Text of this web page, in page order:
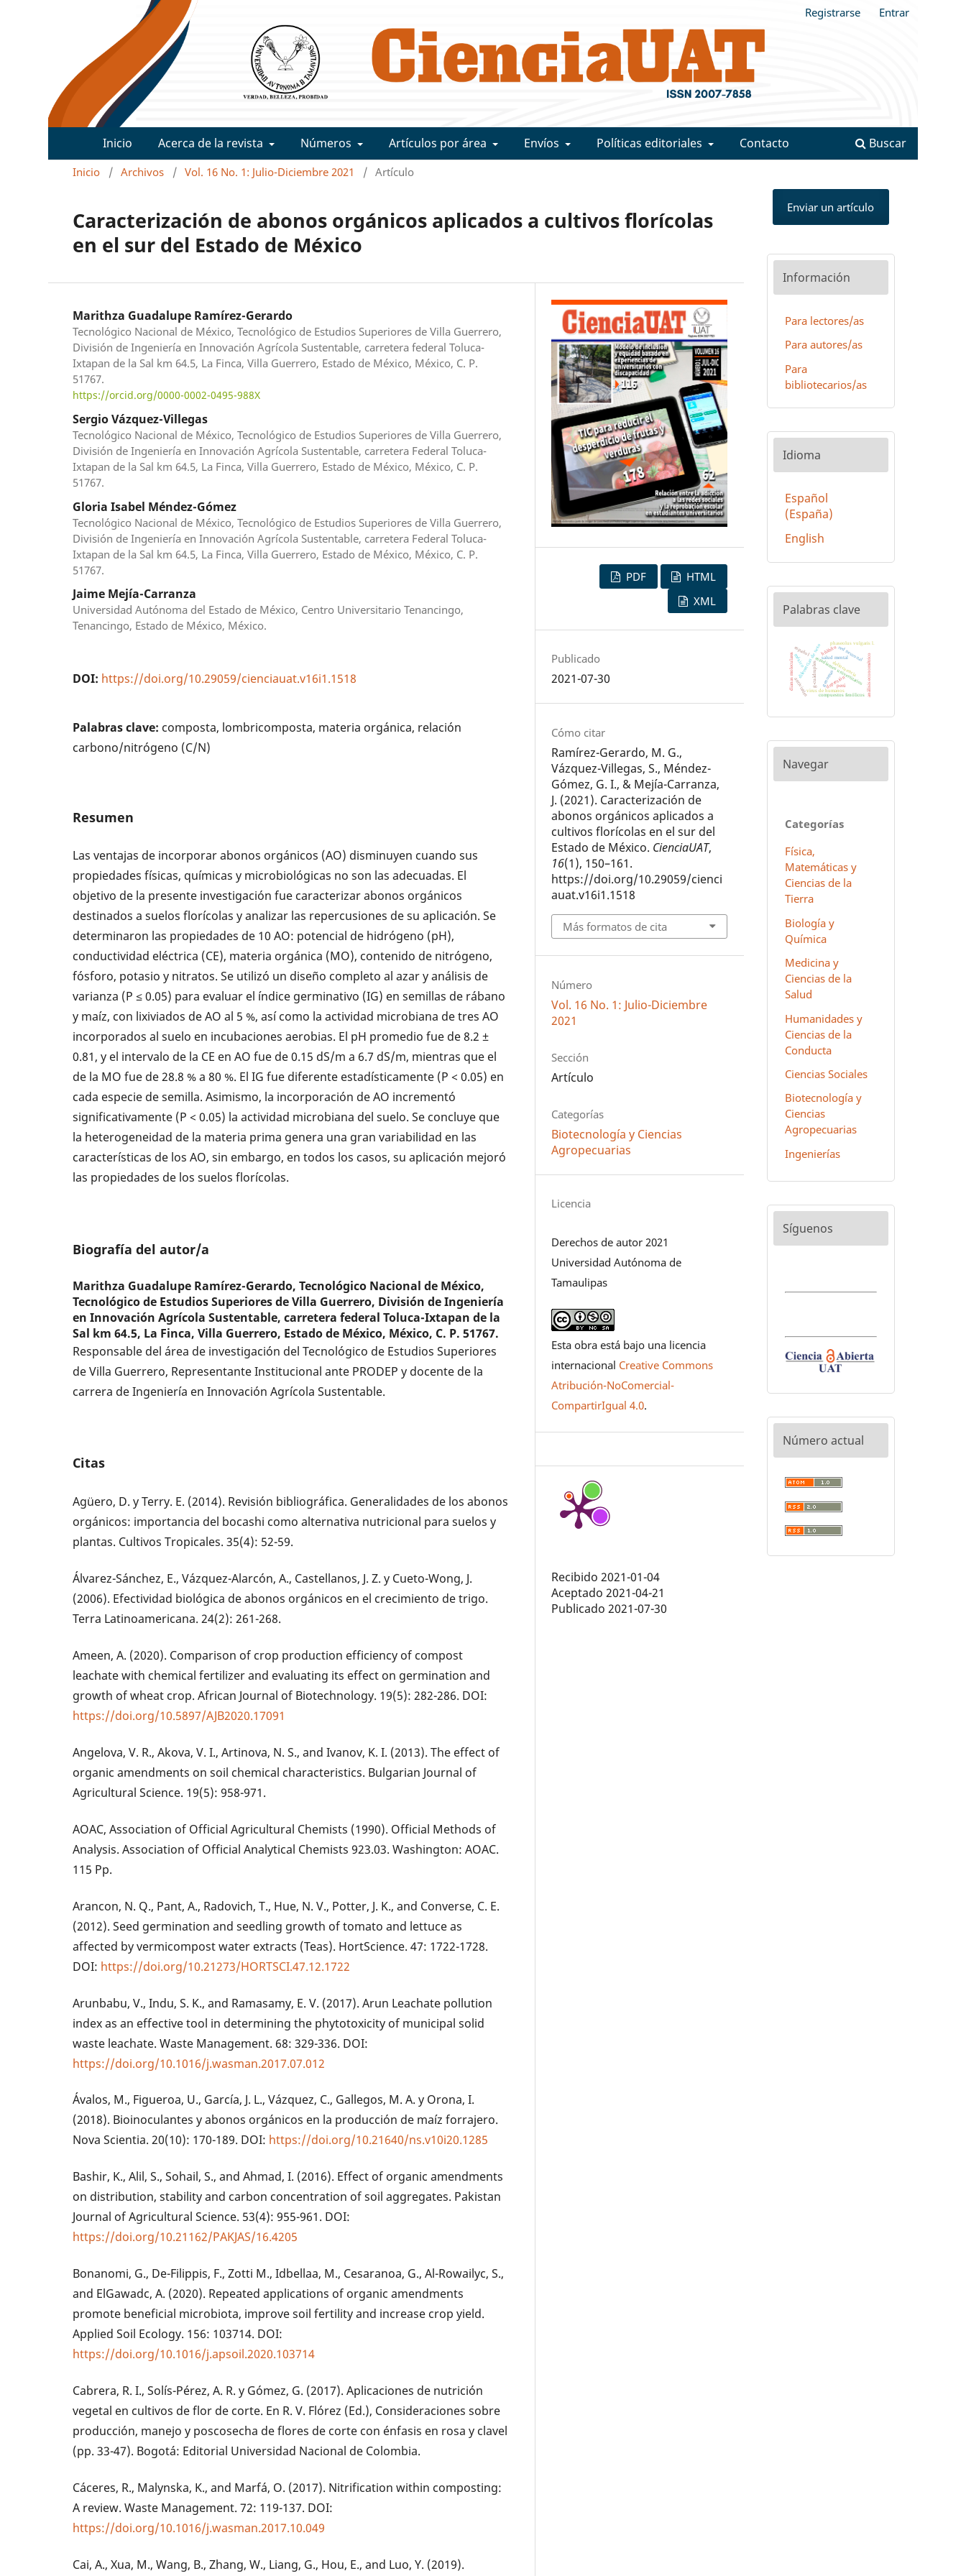
Inicio Acerca de la revista Números Artículos por área Envíos Políticas editoriales Contacto Buscar
Registrarse Entrar
Inicio / Archivos / Vol. 16 No. 1: Julio-Diciembre 2021 / Artículo
Caracterización de abonos orgánicos aplicados a cultivos florícolas
en el sur del Estado de México
Marithza Guadalupe Ramírez-Gerardo
Tecnológico Nacional de México, Tecnológico de Estudios Superiores de Villa Guerrero,
División de Ingeniería en Innovación Agrícola Sustentable, carretera federal Toluca-
Ixtapan de la Sal km 64.5, La Finca, Villa Guerrero, Estado de México, México, C. P.
51767.
https://orcid.org/0000-0002-0495-988X
Sergio Vázquez-Villegas
Tecnológico Nacional de México, Tecnológico de Estudios Superiores de Villa Guerrero,
División de Ingeniería en Innovación Agrícola Sustentable, carretera Federal Toluca-
Ixtapan de la Sal km 64.5, La Finca, Villa Guerrero, Estado de México, México, C. P.
51767.
Gloria Isabel Méndez-Gómez
Tecnológico Nacional de México, Tecnológico de Estudios Superiores de Villa Guerrero,
División de Ingeniería en Innovación Agrícola Sustentable, carretera Federal Toluca-
Ixtapan de la Sal km 64.5, La Finca, Villa Guerrero, Estado de México, México, C. P.
51767.
Jaime Mejía-Carranza
Universidad Autónoma del Estado de México, Centro Universitario Tenancingo,
Tenancingo, Estado de México, México.
DOI: https://doi.org/10.29059/cienciauat.v16i1.1518
Palabras clave: composta, lombricomposta, materia orgánica, relación
carbono/nitrógeno (C/N)
Resumen
Las ventajas de incorporar abonos orgánicos (AO) disminuyen cuando sus
propiedades físicas, químicas y microbiológicas no son las adecuadas. El
objetivo de la presente investigación fue caracterizar abonos orgánicos
destinados a suelos florícolas y analizar las repercusiones de su aplicación. Se
determinaron las propiedades de 10 AO: potencial de hidrógeno (pH),
conductividad eléctrica (CE), materia orgánica (MO), contenido de nitrógeno,
fósforo, potasio y nitratos. Se utilizó un diseño completo al azar y análisis de
varianza (P ≤ 0.05) para evaluar el índice germinativo (IG) en semillas de rábano
y maíz, con lixiviados de AO al 5 %, así como la actividad microbiana de tres AO
incorporados al suelo en incubaciones aerobias. El pH promedio fue de 8.2 ±
0.81, y el intervalo de la CE en AO fue de 0.15 dS/m a 6.7 dS/m, mientras que el
de la MO fue de 28.8 % a 80 %. El IG fue diferente estadísticamente (P < 0.05) en
cada especie de semilla. Asimismo, la incorporación de AO incrementó
significativamente (P < 0.05) la actividad microbiana del suelo. Se concluye que
la heterogeneidad de la materia prima genera una gran variabilidad en las
características de los AO, sin embargo, en todos los casos, su aplicación mejoró
las propiedades de los suelos florícolas.
Biografía del autor/a
Marithza Guadalupe Ramírez-Gerardo,Tecnológico Nacional de México,
Tecnológico de Estudios Superiores de Villa Guerrero, División de Ingeniería
en Innovación Agrícola Sustentable, carretera federal Toluca-Ixtapan de la
Sal km 64.5, La Finca, Villa Guerrero, Estado de México, México, C. P. 51767.
Responsable del área de investigación del Tecnológico de Estudios Superiores
de Villa Guerrero, Representante Institucional ante PRODEP y docente de la
carrera de Ingeniería en Innovación Agrícola Sustentable.
Citas
Agüero, D. y Terry. E. (2014). Revisión bibliográfica. Generalidades de los abonos
orgánicos: importancia del bocashi como alternativa nutricional para suelos y
plantas. Cultivos Tropicales. 35(4): 52-59.
Álvarez-Sánchez, E., Vázquez-Alarcón, A., Castellanos, J. Z. y Cueto-Wong, J.
(2006). Efectividad biológica de abonos orgánicos en el crecimiento de trigo.
Terra Latinoamericana. 24(2): 261-268.
Ameen, A. (2020). Comparison of crop production efficiency of compost
leachate with chemical fertilizer and evaluating its effect on germination and
growth of wheat crop. African Journal of Biotechnology. 19(5): 282-286. DOI:
https://doi.org/10.5897/AJB2020.17091
Angelova, V. R., Akova, V. I., Artinova, N. S., and Ivanov, K. I. (2013). The effect of
organic amendments on soil chemical characteristics. Bulgarian Journal of
Agricultural Science. 19(5): 958-971.
AOAC, Association of Official Agricultural Chemists (1990). Official Methods of
Analysis. Association of Official Analytical Chemists 923.03. Washington: AOAC.
115 Pp.
Arancon, N. Q., Pant, A., Radovich, T., Hue, N. V., Potter, J. K., and Converse, C. E.
(2012). Seed germination and seedling growth of tomato and lettuce as
affected by vermicompost water extracts (Teas). HortScience. 47: 1722-1728.
DOI: https://doi.org/10.21273/HORTSCI.47.12.1722
Arunbabu, V., Indu, S. K., and Ramasamy, E. V. (2017). Arun Leachate pollution
index as an effective tool in determining the phytotoxicity of municipal solid
waste leachate. Waste Management. 68: 329-336. DOI:
https://doi.org/10.1016/j.wasman.2017.07.012
Ávalos, M., Figueroa, U., García, J. L., Vázquez, C., Gallegos, M. A. y Orona, I.
(2018). Bioinoculantes y abonos orgánicos en la producción de maíz forrajero.
Nova Scientia. 20(10): 170-189. DOI: https://doi.org/10.21640/ns.v10i20.1285
Bashir, K., Alil, S., Sohail, S., and Ahmad, I. (2016). Effect of organic amendments
on distribution, stability and carbon concentration of soil aggregates. Pakistan
Journal of Agricultural Science. 53(4): 955-961. DOI:
https://doi.org/10.21162/PAKJAS/16.4205
Bonanomi, G., De-Filippis, F., Zotti M., Idbellaa, M., Cesaranoa, G., Al-Rowailyc, S.,
and ElGawadc, A. (2020). Repeated applications of organic amendments
promote beneficial microbiota, improve soil fertility and increase crop yield.
Applied Soil Ecology. 156: 103714. DOI:
https://doi.org/10.1016/j.apsoil.2020.103714
Cabrera, R. I., Solís-Pérez, A. R. y Gómez, G. (2017). Aplicaciones de nutrición
vegetal en cultivos de flor de corte. En R. V. Flórez (Ed.), Consideraciones sobre
producción, manejo y poscosecha de flores de corte con énfasis en rosa y clavel
(pp. 33-47). Bogotá: Editorial Universidad Nacional de Colombia.
Cáceres, R., Malynska, K., and Marfá, O. (2017). Nitrification within composting:
A review. Waste Management. 72: 119-137. DOI:
https://doi.org/10.1016/j.wasman.2017.10.049
Cai, A., Xua, M., Wang, B., Zhang, W., Liang, G., Hou, E., and Luo, Y. (2019).
PDF
HTML
XML
Publicado
2021-07-30
Cómo citar
Ramírez-Gerardo, M. G.,
Vázquez-Villegas, S., Méndez-
Gómez, G. I., & Mejía-Carranza,
J. (2021). Caracterización de
abonos orgánicos aplicados a
cultivos florícolas en el sur del
Estado de México. CienciaUAT,
16(1), 150–161.
https://doi.org/10.29059/cienci
auat.v16i1.1518
Más formatos de cita
Número
Vol. 16 No. 1: Julio-Diciembre
2021
Sección
Artículo
Categorías
Biotecnología y Ciencias
Agropecuarias
Licencia
Derechos de autor 2021
Universidad Autónoma de
Tamaulipas
Esta obra está bajo una licencia
internacional Creative Commons
Atribución-NoComercial-
CompartirIgual 4.0.
Recibido 2021-01-04
Aceptado 2021-04-21
Publicado 2021-07-30
Enviar un artículo
Información
Para lectores/as
Para autores/as
Para
bibliotecarios/as
Idioma
Español
(España)
English
Palabras clave
depresión
estudiantes universitarios
diferencias de sexosalud mental
g-cuádruples
virus de humanos
genomas
antivirales
dianas moleculares delincuencia
perú análisis econométrico
hñähñu
español red neuronal
compuestos fenólicos
méxico
phaseolus vulgaris l.
Navegar
Categorías
Física,
Matemáticas y
Ciencias de la
Tierra
Biología y
Química
Medicina y
Ciencias de la
Salud
Humanidades y
Ciencias de la
Conducta
Ciencias Sociales
Biotecnología y
Ciencias
Agropecuarias
Ingenierías
Síguenos
Número actual